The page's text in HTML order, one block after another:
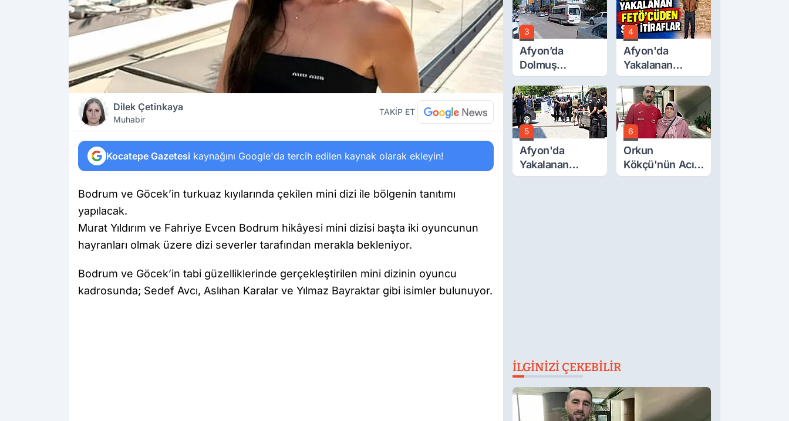
Dilek Çetinkaya
Muhabir
TAKİP ET
Kocatepe Gazetesi kaynağını Google'da tercih edilen kaynak olarak ekleyin!
Bodrum ve Göcek’in turkuaz kıyılarında çekilen mini dizi ile bölgenin tanıtımı
yapılacak.
Murat Yıldırım ve Fahriye Evcen Bodrum hikâyesi mini dizisi başta iki oyuncunun
hayranları olmak üzere dizi severler tarafından merakla bekleniyor.
Bodrum ve Göcek’in tabi güzelliklerinde gerçekleştirilen mini dizinin oyuncu
kadrosunda; Sedef Avcı, Aslıhan Karalar ve Yılmaz Bayraktar gibi isimler bulunuyor.
3
Afyon’da
Dolmuş
Ücretlerine
Yüzde 40 Zam
Talebi
4
Afyon'da
Yakalanan
FETÖ'Cüden
Şok İtiraflar
5
Afyon'da
Yakalanan
FETÖ'cü
6
Orkun
Kökçü'nün Acı
Günü... Cenaze
İLGINIZI ÇEKEBILIR